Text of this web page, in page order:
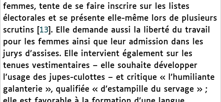
femmes, tente de se faire inscrire sur les listes
électorales et se présente elle-même lors de plusieurs
scrutins
13 . Elle demande aussi la liberté du travail
pour les femmes ainsi que leur admission dans les
jurys d’assises. Elle intervient également sur les
tenues vestimentaires – elle souhaite développer
l’usage des jupes-culottes – et critique « l’humiliante
galanterie », qualifiée « d’estampille du servage » ;